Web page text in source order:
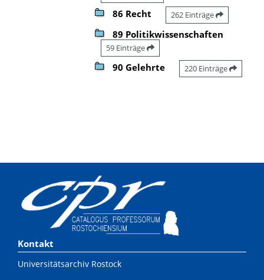
86 Recht 262 Einträge
89 Politikwissenschaften
59 Einträge
90 Gelehrte 220 Einträge
Kontakt
Universitätsarchiv Rostock